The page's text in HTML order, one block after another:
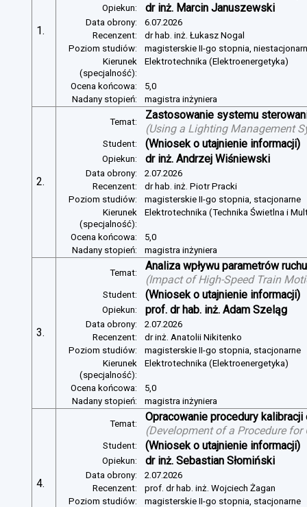
1.
Opiekun: dr inż. Marcin Januszewski
Data obrony:
6.07.2026
Recenzent:
dr hab. inż. Łukasz Nogal
Poziom studiów:
magisterskie II-go stopnia,
Kierunek
(specjalność):
Elektrotechnika (Elektroenergetyka)
Ocena końcowa:
5,0
Nadany stopień:
magistra inżyniera
2.
Temat:
Zastosowanie systemu
(Using a Lighting Management
Student: (Wniosek o utajnienie informacji)
Opiekun: dr inż. Andrzej Wiśniewski
Data obrony:
2.07.2026
Recenzent:
dr hab. inż. Piotr Pracki
Poziom studiów:
magisterskie II-go stopnia, stacjonarne
Kierunek
(specjalność):
Elektrotechnika (Technika Świetlna i
Ocena końcowa:
5,0
Nadany stopień:
magistra inżyniera
3.
Temat:
Analiza wpływu parametrów
(Impact of High-Speed Train
Student: (Wniosek o utajnienie informacji)
Opiekun: prof. dr hab. inż. Adam Szeląg
Data obrony:
2.07.2026
Recenzent:
dr inż. Anatolii Nikitenko
Poziom studiów:
magisterskie II-go stopnia, stacjonarne
Kierunek
(specjalność):
Elektrotechnika (Elektroenergetyka)
Ocena końcowa:
5,0
Nadany stopień:
magistra inżyniera
4.
Temat:
Opracowanie procedury
(Development of a Procedure for
Student: (Wniosek o utajnienie informacji)
Opiekun: dr inż. Sebastian Słomiński
Data obrony:
2.07.2026
Recenzent:
prof. dr hab. inż. Wojciech Żagan
Poziom studiów:
magisterskie II-go stopnia, stacjonarne